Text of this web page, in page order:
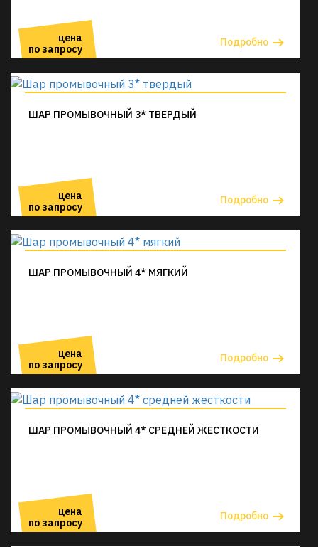
цена
по запросу
Подробно
ШАР ПРОМЫВОЧНЫЙ 3* ТВЕРДЫЙ
цена
по запросу
Подробно
ШАР ПРОМЫВОЧНЫЙ 4* МЯГКИЙ
цена
по запросу
Подробно
ШАР ПРОМЫВОЧНЫЙ 4* СРЕДНЕЙ ЖЕСТКОСТИ
цена
по запросу
Подробно